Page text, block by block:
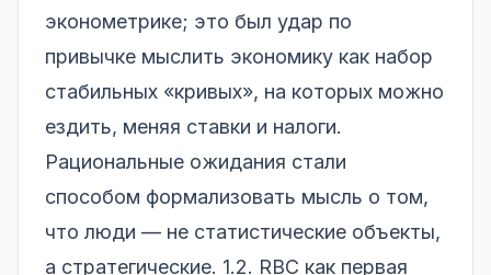
эконометрике; это был удар по
привычке мыслить экономику как набор
стабильных «кривых», на которых можно
ездить, меняя ставки и налоги.
Рациональные ожидания стали
способом формализовать мысль о том,
что люди — не статистические объекты,
а стратегические. 1.2. RBC как первая